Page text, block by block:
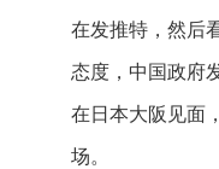
在发推特，然后
态度，中国政府
在日本大阪见面
场。